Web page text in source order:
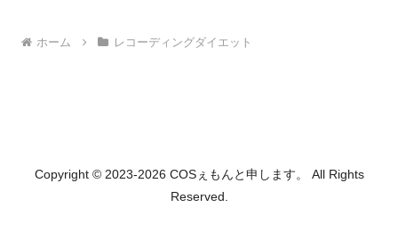
ホーム レコーディングダイエット
Copyright © 2023-2026 COSぇもんと申します。 All Rights
Reserved.